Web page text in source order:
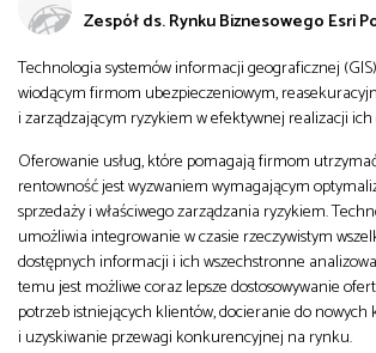
od
do
Biznes
Infrastruktura i
Turystyka i rekreacja
Architektura, inżynieria i
Zespół ds. Rynku Biznesowego Esri
Technologia systemów informacji geograficznej
wiodącym firmom ubezpieczeniowym,
i zarządzającym ryzykiem w efektywnej realizacji ich
Oferowanie usług, które pomagają firmom
rentowność jest wyzwaniem wymagającym
sprzedaży i właściwego zarządzania ryzykiem.
umożliwia integrowanie w czasie rzeczywistym
dostępnych informacji i ich wszechstronne
temu jest możliwe coraz lepsze dostosowywanie
potrzeb istniejących klientów, docieranie do nowych
i uzyskiwanie przewagi konkurencyjnej na rynku.